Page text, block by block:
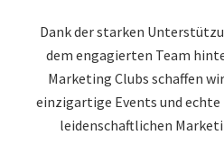
Dank der starken
dem engagierten Team
Marketing Clubs schaffen
einzigartige Events und
leidenschaftlichen